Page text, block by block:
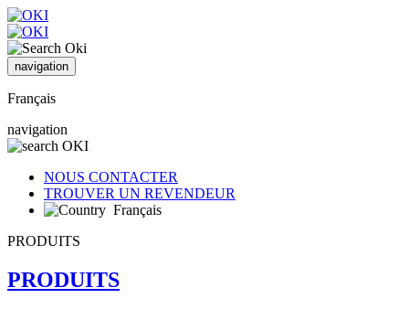
navigation
Français
navigation
NOUS CONTACTER
TROUVER UN REVENDEUR
Français
PRODUITS
PRODUITS